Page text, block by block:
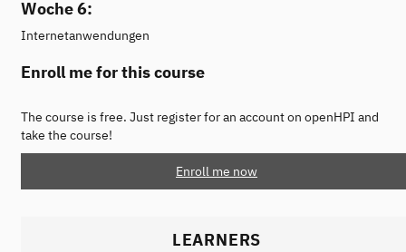
Woche 6:
Internetanwendungen
Enroll me for this course
The course is free. Just register for an account on openHPI and
take the course!
Enroll me now
LEARNERS